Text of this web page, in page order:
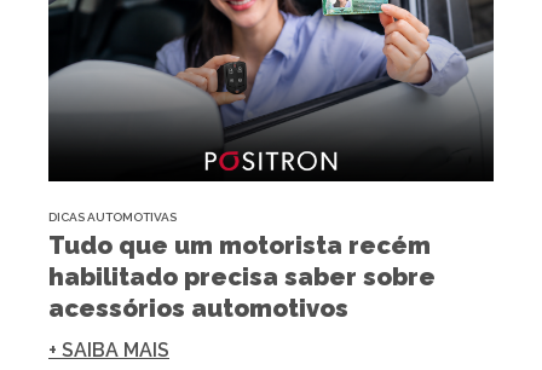
DICAS AUTOMOTIVAS
Tudo que um motorista recém
habilitado precisa saber sobre
acessórios automotivos
+ SAIBA MAIS